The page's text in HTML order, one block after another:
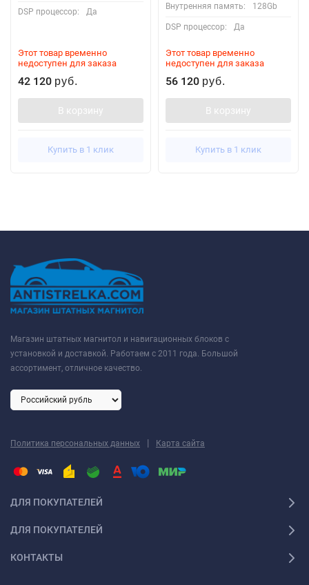
DSP процессор: Да
Этот товар временно
недоступен для заказа
42 120 руб.
В корзину
Купить в 1 клик
Внутренняя память: 128Gb
DSP процессор: Да
Этот товар временно
недоступен для заказа
56 120 руб.
В корзину
Купить в 1 клик
Магазин штатных магнитол и навигационных блоков с
установкой и доставкой. Работаем с 2011 года. Большой
ассортимент, отличное качество.
Политика персональных данных | Карта сайта
ДЛЯ ПОКУПАТЕЛЕЙ
ДЛЯ ПОКУПАТЕЛЕЙ
КОНТАКТЫ